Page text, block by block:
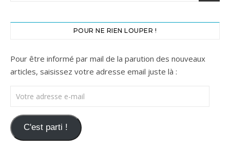
POUR NE RIEN LOUPER !
Pour être informé par mail de la parution des nouveaux
articles, saisissez votre adresse email juste là :
Votre adresse e-mail
C'est parti !